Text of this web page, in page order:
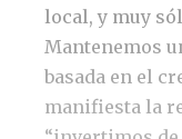
local, y muy
Mantenemos
basada en el
manifiesta la